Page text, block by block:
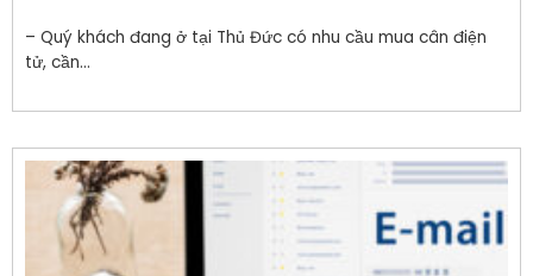
– Quý khách đang ở tại Thủ Đức có nhu cầu mua cân điện
tử, cần...